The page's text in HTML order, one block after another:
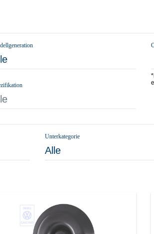
Unterkategorie
Alle